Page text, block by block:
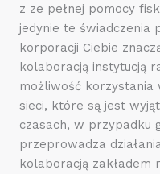
z ze pełnej pomocy
jedynie te świadczenia
korporacji Ciebie
kolaboracją instytucją
możliwość
sieci, które są jest
czasach, w przypadku
przeprowadza
kolaboracją